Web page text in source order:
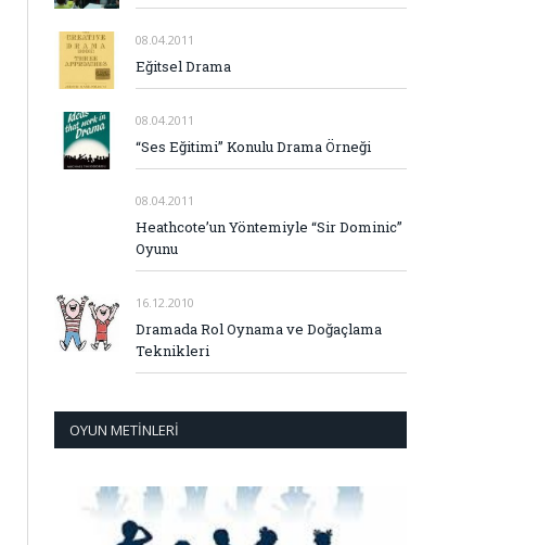
08.04.2011
Eğitsel Drama
08.04.2011
“Ses Eğitimi” Konulu Drama Örneği
08.04.2011
Heathcote’un Yöntemiyle “Sir Dominic”
Oyunu
16.12.2010
Dramada Rol Oynama ve Doğaçlama
Teknikleri
OYUN METINLERI